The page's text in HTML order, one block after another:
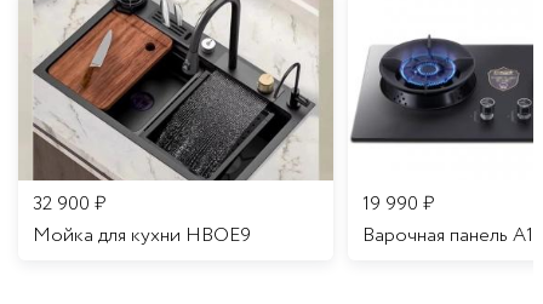
32 900 ₽
Мойка для кухни HBOE9
19 990 ₽
Варочная панель A16